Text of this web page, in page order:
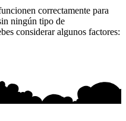
correctamente para
ningún tipo de
considerar algunos factores: